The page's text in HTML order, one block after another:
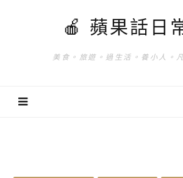
🍎 蘋果話日
美食。旅遊。過生活。養小人。